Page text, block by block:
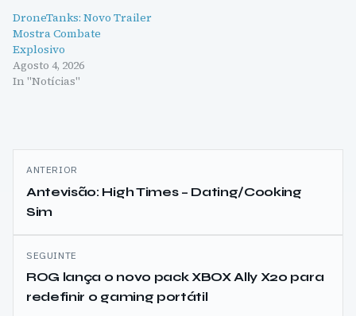
DroneTanks: Novo Trailer
Mostra Combate
Explosivo
Agosto 4, 2026
In "Notícias"
Navegação
de
artigos
ANTERIOR
Antevisão: High Times – Dating/Cooking
Sim
SEGUINTE
ROG lança o novo pack XBOX Ally X20 para
redefinir o gaming portátil